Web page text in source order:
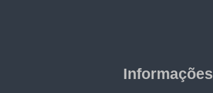
Informações